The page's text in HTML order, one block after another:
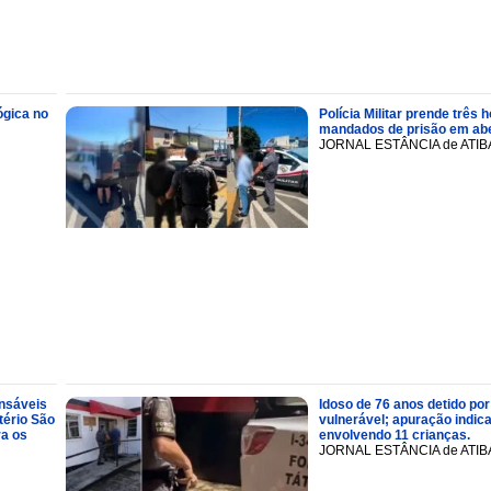
no
Polícia Militar prende três
mandados de prisão em
JORNAL ESTÂNCIA de
São
os
Idoso de 76 anos detido
vulnerável; apuração
envolvendo 11 crianças.
JORNAL ESTÂNCIA de